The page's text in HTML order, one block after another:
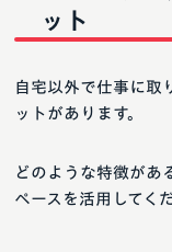
ット
自宅以外で仕事に取
ットがあります。
どのような特徴があ
ペースを活用してく